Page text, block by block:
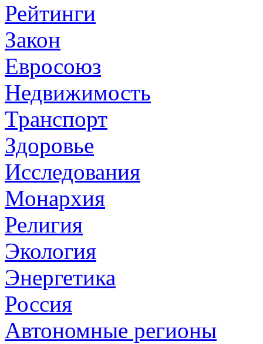
Рейтинги
Закон
Евросоюз
Недвижимость
Транспорт
Здоровье
Исследования
Монархия
Религия
Экология
Энергетика
Россия
Автономные регионы